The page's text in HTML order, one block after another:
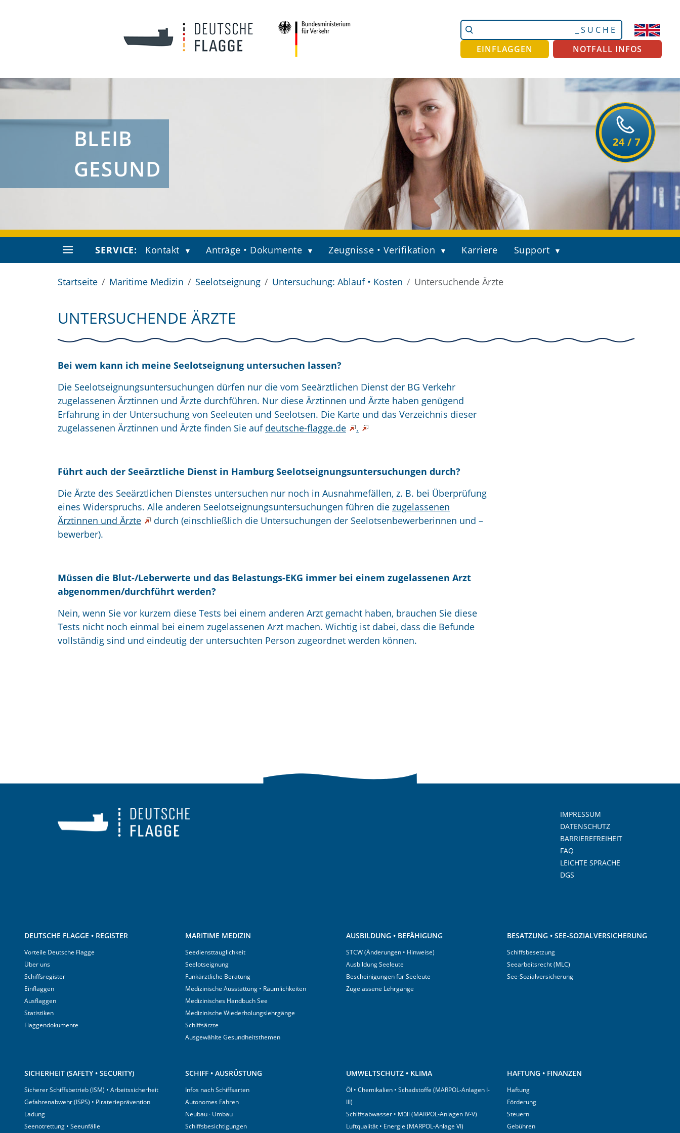
Website
durchsuchen
Erweiterte
Suche…
EINFLAGGEN
NOTFALL INFOS
BLEIB
GESUND
SERVICE: Kontakt Anträge • Dokumente Zeugnisse • Verifikation Karriere Support
Startseite Maritime Medizin Seelotseignung Untersuchung: Ablauf • Kosten Untersuchende Ärzte
UNTERSUCHENDE ÄRZTE
Bei wem kann ich meine Seelotseignung untersuchen lassen?
Die Seelotseignungsuntersuchungen dürfen nur die vom Seeärztlichen Dienst der BG Verkehr
zugelassenen Ärztinnen und Ärzte durchführen. Nur diese Ärztinnen und Ärzte haben genügend
Erfahrung in der Untersuchung von Seeleuten und Seelotsen. Die Karte und das Verzeichnis dieser
zugelassenen Ärztinnen und Ärzte finden Sie auf deutsche-flagge.de .
Führt auch der Seeärztliche Dienst in Hamburg Seelotseignungsuntersuchungen durch?
Die Ärzte des Seeärztlichen Dienstes untersuchen nur noch in Ausnahmefällen, z. B. bei Überprüfung
eines Widerspruchs. Alle anderen Seelotseignungsuntersuchungen führen die zugelassenen
Ärztinnen und Ärzte
durch (einschließlich die Untersuchungen der Seelotsenbewerberinnen und –
bewerber).
Müssen die Blut-/Leberwerte und das Belastungs-EKG immer bei einem zugelassenen Arzt
abgenommen/durchführt werden?
Nein, wenn Sie vor kurzem diese Tests bei einem anderen Arzt gemacht haben, brauchen Sie diese
Tests nicht noch einmal bei einem zugelassenen Arzt machen. Wichtig ist dabei, dass die Befunde
vollständig sind und eindeutig der untersuchten Person zugeordnet werden können.
IMPRESSUM
DATENSCHUTZ
BARRIEREFREIHEIT
FAQ
LEICHTE SPRACHE
DGS
DEUTSCHE FLAGGE • REGISTER
Vorteile Deutsche Flagge
Über uns
Schiffsregister
Einflaggen
Ausflaggen
Statistiken
Flaggendokumente
MARITIME MEDIZIN
Seediensttauglichkeit
Seelotseignung
Funkärztliche Beratung
Medizinische Ausstattung • Räumlichkeiten
Medizinisches Handbuch See
Medizinische Wiederholungslehrgänge
Schiffsärzte
Ausgewählte Gesundheitsthemen
AUSBILDUNG • BEFÄHIGUNG
STCW (Änderungen • Hinweise)
Ausbildung Seeleute
Bescheinigungen für Seeleute
Zugelassene Lehrgänge
BESATZUNG • SEE-SOZIALVERSICHERUNG
Schiffsbesetzung
Seearbeitsrecht (MLC)
See-Sozialversicherung
SICHERHEIT (SAFETY • SECURITY)
Sicherer Schiffsbetrieb (ISM) • Arbeitssicherheit
Gefahrenabwehr (ISPS) • Piraterieprävention
Ladung
Seenotrettung • Seeunfälle
SCHIFF • AUSRÜSTUNG
Infos nach Schiffsarten
Autonomes Fahren
Neubau · Umbau
Schiffsbesichtigungen
UMWELTSCHUTZ • KLIMA
Öl • Chemikalien • Schadstoffe (MARPOL-Anlagen I-
III)
Schiffsabwasser • Müll (MARPOL-Anlagen IV-V)
Luftqualität • Energie (MARPOL-Anlage VI)
HAFTUNG • FINANZEN
Haftung
Förderung
Steuern
Gebühren